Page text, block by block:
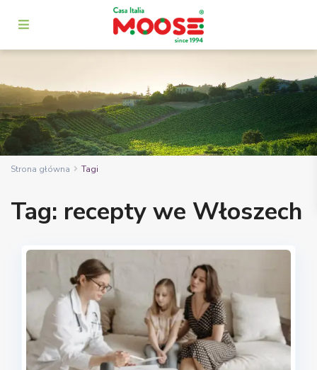
Strona główna Tagi
Tag: recepty we Włoszech